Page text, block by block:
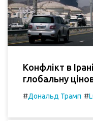
Конфлікт в
глобальну
#Дональд Трамп #